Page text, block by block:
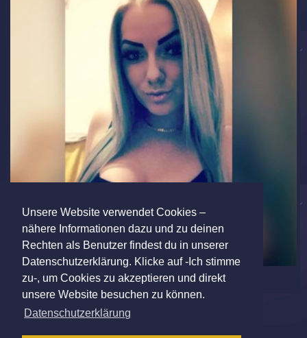
Unsere Website verwendet Cookies –
nähere Informationen dazu und zu deinen
Rechten als Benutzer findest du in unserer
Datenschutzerklärung. Klicke auf -Ich stimme
zu-, um Cookies zu akzeptieren und direkt
unsere Website besuchen zu können.
Datenschutzerklärung